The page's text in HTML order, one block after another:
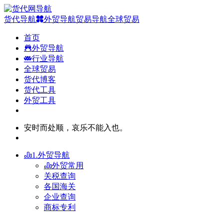
货代导航 外贸导航贸易导航全球贸易
首页
外贸导航
行业导航
全球贸易
货代博客
货代工具
外贸工具
安时而处顺，哀乐不能入也。
1.外贸导航
外贸常用
关税查询
各国海关
企业查询
商标专利